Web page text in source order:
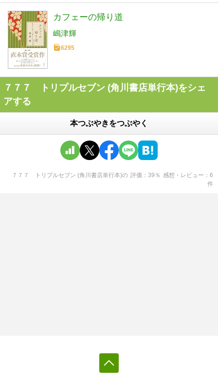
カフェーの帰り道
嶋津輝
6295
７７７ トリプルセブン (角川書店単行本)をシェ
アする
本つぶやきをつぶやく
７７７ トリプルセブン (角川書店単行本)の 評価 39 ％ 感想・レビュー
6
件